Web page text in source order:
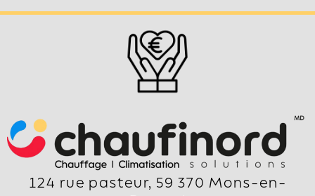
124 rue pasteur, 59 370 Mons-en-